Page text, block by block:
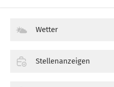
Wetter
Stellenanzeigen